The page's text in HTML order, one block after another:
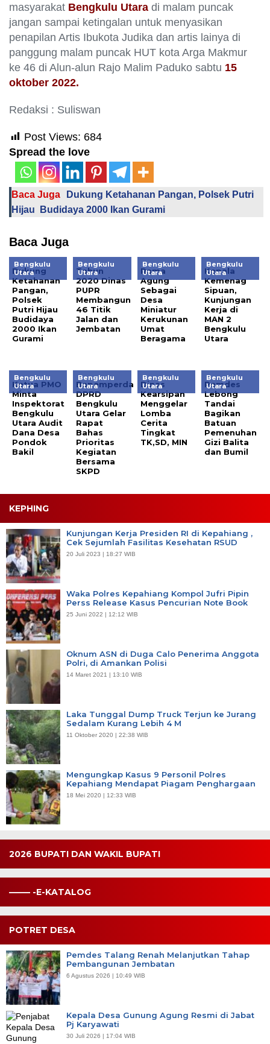
masyarakat Bengkulu Utara di malam puncak
jangan sampai ketingalan untuk menyasikan
penapilan Artis Ibukota Judika dan artis lainya di
panggung malam puncak HUT kota Arga Makmur
ke 46 di Alun-alun Rajo Malim Paduko sabtu 15
oktober 2022.
Redaksi : Suliswan
Post Views: 684
Spread the love
Baca Juga
Dukung Ketahanan Pangan, Polsek Putri
Hijau Budidaya 2000 Ikan Gurami
Baca Juga
Bengkulu
Utara
Dukung
Ketahanan
Pangan,
Polsek
Putri Hijau
Budidaya
2000 Ikan
Gurami
Bengkulu
Utara
Tahun
2020 Dinas
PUPR
Membangun
46 Titik
Jalan dan
Jembatan
Bengkulu
Utara
Rama
Agung
Sebagai
Desa
Miniatur
Kerukunan
Umat
Beragama
Bengkulu
Utara
Kepala
Kemenag
Sipuan,
Kunjungan
Kerja di
MAN 2
Bengkulu
Utara
Bengkulu
Utara
Ketua PMO
Minta
Inspektorat
Bengkulu
Utara Audit
Dana Desa
Pondok
Bakil
Bengkulu
Utara
Bapemperda
DPRD
Bengkulu
Utara Gelar
Rapat
Bahas
Prioritas
Kegiatan
Bersama
SKPD
Bengkulu
Utara
Dinas
Kearsipan
Menggelar
Lomba
Cerita
Tingkat
TK,SD, MIN
Bengkulu
Utara
Pemdes
Lebong
Tandai
Bagikan
Batuan
Pemenuhan
Gizi Balita
dan Bumil
KEPHING
Kunjungan Kerja Presiden RI di Kepahiang ,
Cek Sejumlah Fasilitas Kesehatan RSUD
20 Juli 2023 | 18:27 WIB
Waka Polres Kepahiang Kompol Jufri Pipin
Perss Release Kasus Pencurian Note Book
25 Juni 2022 | 12:12 WIB
Oknum ASN di Duga Calo Penerima Anggota
Polri, di Amankan Polisi
14 Maret 2021 | 13:10 WIB
Laka Tunggal Dump Truck Terjun ke Jurang
Sedalam Kurang Lebih 4 M
11 Oktober 2020 | 22:38 WIB
Mengungkap Kasus 9 Personil Polres
Kepahiang Mendapat Piagam Penghargaan
18 Mei 2020 | 12:33 WIB
2026 BUPATI DAN WAKIL BUPATI
——– -E-KATALOG
POTRET DESA
Pemdes Talang Renah Melanjutkan Tahap
Pembangunan Jembatan
6 Agustus 2026 | 10:49 WIB
Kepala Desa Gunung Agung Resmi di Jabat
Pj Karyawati
30 Juli 2026 | 17:04 WIB